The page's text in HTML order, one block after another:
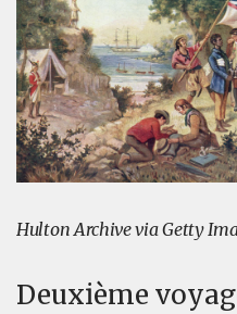
Hulton Archive via Getty
Deuxième